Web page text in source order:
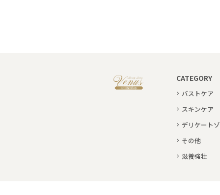
CATEGORY
バストケア
スキンケア
デリケート
その他
滋養強壮